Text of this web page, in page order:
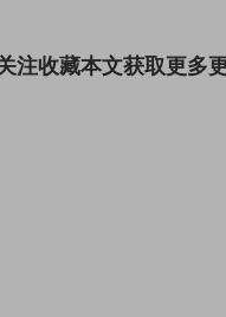
收藏本文获取更多